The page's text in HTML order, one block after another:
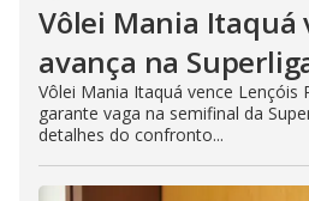
Vôlei Mania Itaquá
avança na
Vôlei Mania Itaquá vence Lençóis
garante vaga na semifinal da
detalhes do confronto...